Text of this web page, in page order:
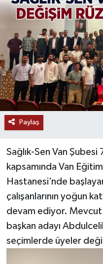
Paylaş
Sağlık-Sen Van
kapsamında Van
Hastanesi’nde
çalışanlarının yoğun
devam ediyor. Mevcut
başkan adayı Abdulcelil
seçimlerde üyeler
RESMİ İLANLAR